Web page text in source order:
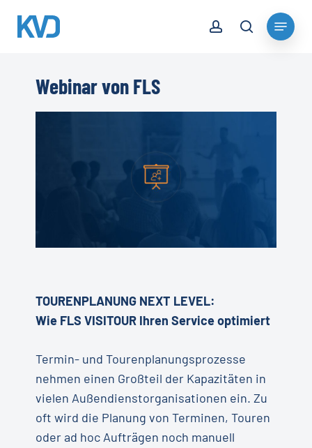
search
Menu
Webinar von FLS
TOURENPLANUNG NEXT LEVEL:
Wie FLS VISITOUR Ihren Service optimiert
Termin- und Tourenplanungsprozesse
nehmen einen Großteil der Kapazitäten in
vielen Außendienstorganisationen ein. Zu
oft wird die Planung von Terminen, Touren
oder ad hoc Aufträgen noch manuell
Close